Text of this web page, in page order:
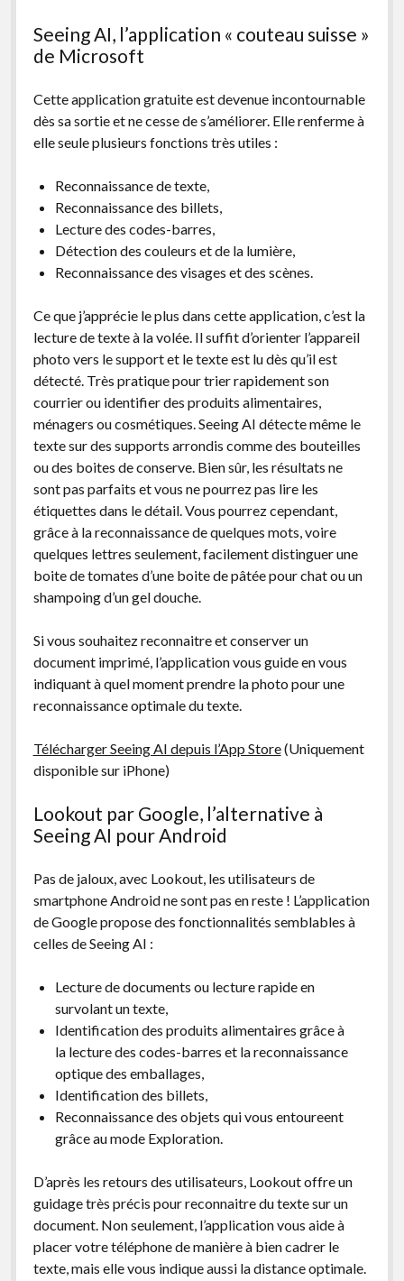
Seeing AI, l’application « couteau suisse »
de Microsoft
Cette application gratuite est devenue incontournable
dès sa sortie et ne cesse de s’améliorer. Elle renferme à
elle seule plusieurs fonctions très utiles :
Reconnaissance de texte,
Reconnaissance des billets,
Lecture des codes-barres,
Détection des couleurs et de la lumière,
Reconnaissance des visages et des scènes.
Ce que j’apprécie le plus dans cette application, c’est la
lecture de texte à la volée. Il suffit d’orienter l’appareil
photo vers le support et le texte est lu dès qu’il est
détecté. Très pratique pour trier rapidement son
courrier ou identifier des produits alimentaires,
ménagers ou cosmétiques. Seeing AI détecte même le
texte sur des supports arrondis comme des bouteilles
ou des boites de conserve. Bien sûr, les résultats ne
sont pas parfaits et vous ne pourrez pas lire les
étiquettes dans le détail. Vous pourrez cependant,
grâce à la reconnaissance de quelques mots, voire
quelques lettres seulement, facilement distinguer une
boite de tomates d’une boite de pâtée pour chat ou un
shampoing d’un gel douche.
Si vous souhaitez reconnaitre et conserver un
document imprimé, l’application vous guide en vous
indiquant à quel moment prendre la photo pour une
reconnaissance optimale du texte.
Télécharger Seeing AI depuis l’App Store(Uniquement
disponible sur iPhone)
Lookout par Google, l’alternative à
Seeing AI pour Android
Pas de jaloux, avec Lookout, les utilisateurs de
smartphone Android ne sont pas en reste ! L’application
de Google propose des fonctionnalités semblables à
celles de Seeing AI :
Lecture de documents ou lecture rapide en
survolant un texte,
Identification des produits alimentaires grâce à
la lecture des codes-barres et la reconnaissance
optique des emballages,
Identification des billets,
Reconnaissance des objets qui vous entoureent
grâce au mode Exploration.
D’après les retours des utilisateurs, Lookout offre un
guidage très précis pour reconnaitre du texte sur un
document. Non seulement, l’application vous aide à
placer votre téléphone de manière à bien cadrer le
texte, mais elle vous indique aussi la distance optimale.